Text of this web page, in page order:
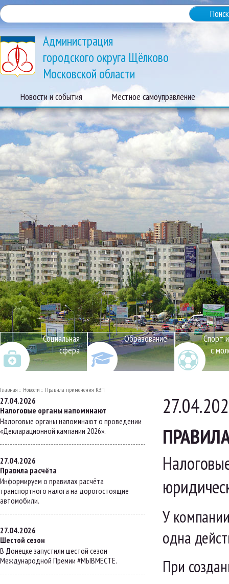
Администрация
городского округа Щёлково
Московской области
Новости и события Местное самоуправление
Социальная
сфера
Образование
Спорт
с
Главная Новости Правила применения КЭП
27.04.2026
Налоговые органы напоминают
Налоговые органы напоминают о проведении
«Декларационной кампании 2026».
27.04.2026
Правила расчёта
Информируем о правилах расчёта
транспортного налога на дорогостоящие
автомобили.
27.04.2026
Шестой сезон
В Донецке запустили шестой сезон
Международной Премии #МЫВМЕСТЕ.
У
одна
При